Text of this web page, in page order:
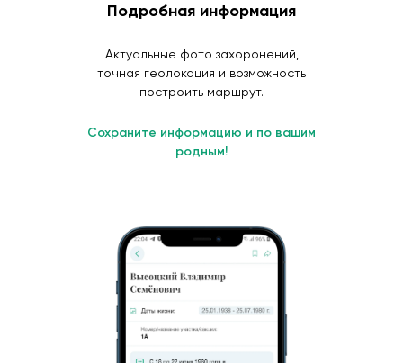
Подробная информация
Актуальные фото захоронений,
точная геолокация и возможность
построить маршрут.
Сохраните информацию и по вашим
родным!